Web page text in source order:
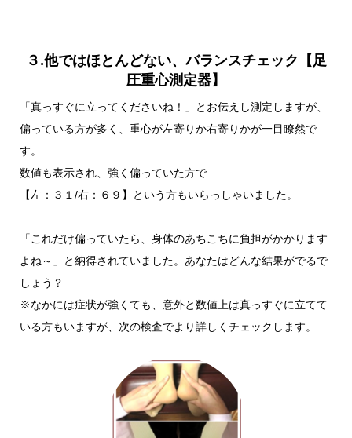
３.他ではほとんどない、バランスチェック【足
圧重心測定器】
「真っすぐに立ってくださいね！」とお伝えし測定しますが、
偏っている方が多く、重心が左寄りか右寄りかが一目瞭然で
す。
数値も表示され、強く偏っていた方で
【左：３１/右：６９】という方もいらっしゃいました。
「これだけ偏っていたら、身体のあちこちに負担がかかります
よね～」と納得されていました。あなたはどんな結果がでるで
しょう？
※なかには症状が強くても、意外と数値上は真っすぐに立てて
いる方もいますが、次の検査でより詳しくチェックします。